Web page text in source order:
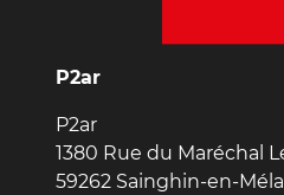
P2ar
P2ar
1380 Rue du Maréchal
59262 Sainghin-en-